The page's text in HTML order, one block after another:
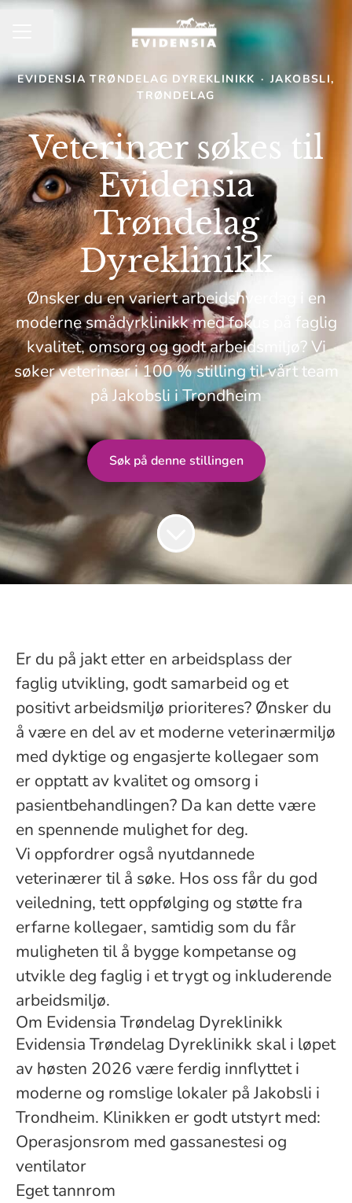
EVIDENSIA TRØNDELAG DYREKLINIKK · JAKOBSLI,
TRØNDELAG
Veterinær søkes til
Evidensia
Trøndelag
Dyreklinikk
Ønsker du en variert arbeidshverdag i en
moderne smådyrklinikk med fokus på faglig
kvalitet, omsorg og godt arbeidsmiljø? Vi
søker veterinær i 100 % stilling til vårt team
på Jakobsli i Trondheim
Søk på denne stillingen
Er du på jakt etter en arbeidsplass der
faglig utvikling, godt samarbeid og et
positivt arbeidsmiljø prioriteres? Ønsker du
å være en del av et moderne veterinærmiljø
med dyktige og engasjerte kollegaer som
er opptatt av kvalitet og omsorg i
pasientbehandlingen? Da kan dette være
en spennende mulighet for deg.
Vi oppfordrer også nyutdannede
veterinærer til å søke. Hos oss får du god
veiledning, tett oppfølging og støtte fra
erfarne kollegaer, samtidig som du får
muligheten til å bygge kompetanse og
utvikle deg faglig i et trygt og inkluderende
arbeidsmiljø.
Om Evidensia Trøndelag Dyreklinikk
Evidensia Trøndelag Dyreklinikk skal i løpet
av høsten 2026 være ferdig innflyttet i
moderne og romslige lokaler på Jakobsli i
Trondheim. Klinikken er godt utstyrt med:
Operasjonsrom med gassanestesi og
ventilator
Eget tannrom